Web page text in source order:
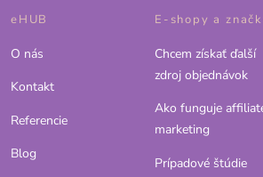
eHUB
O nás
Kontakt
Referencie
Blog
E-shopy a
Chcem získať ďalší
zdroj objednávok
Ako funguje
marketing
Prípadové štúdie